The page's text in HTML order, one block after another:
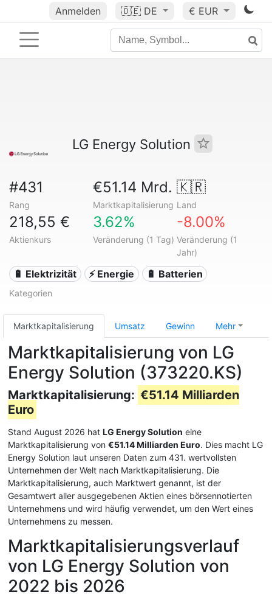
Anmelden 🇩🇪 DE € EUR
LG Energy Solution
#431
Rang
€51.14 Mrd.
Marktkapitalisierung
🇰🇷
Land
218,55 €
Aktienkurs
3.62%
Veränderung (1 Tag)
-8.00%
Veränderung (1
Jahr)
🔋 Elektrizität ⚡ Energie 🔋 Batterien
Kategorien
Marktkapitalisierung Umsatz Gewinn Mehr
Marktkapitalisierung von LG
Energy Solution (373220.KS)
Marktkapitalisierung: €51.14 Milliarden
Euro
Stand August 2026 hat LG Energy Solution eine
Marktkapitalisierung von €51.14 Milliarden Euro. Dies macht LG
Energy Solution laut unseren Daten zum 431. wertvollsten
Unternehmen der Welt nach Marktkapitalisierung. Die
Marktkapitalisierung, auch Marktwert genannt, ist der
Gesamtwert aller ausgegebenen Aktien eines börsennotierten
Unternehmens und wird häufig verwendet, um den Wert eines
Unternehmens zu messen.
Marktkapitalisierungsverlauf
von LG Energy Solution von
2022 bis 2026